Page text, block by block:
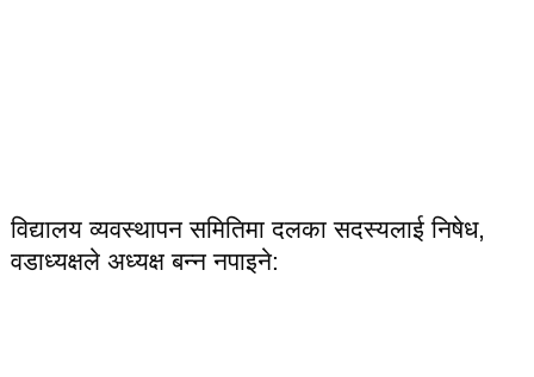
विद्यालय व्यवस्थापन समितिमा दलका सदस्यलाई निषेध,
वडाध्यक्षले अध्यक्ष बन्न नपाइने: